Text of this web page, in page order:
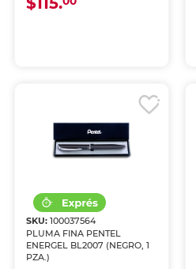
SKU:100037564
PLUMA FINA PENTEL
ENERGEL BL2007 (NEGRO, 1
PZA.)